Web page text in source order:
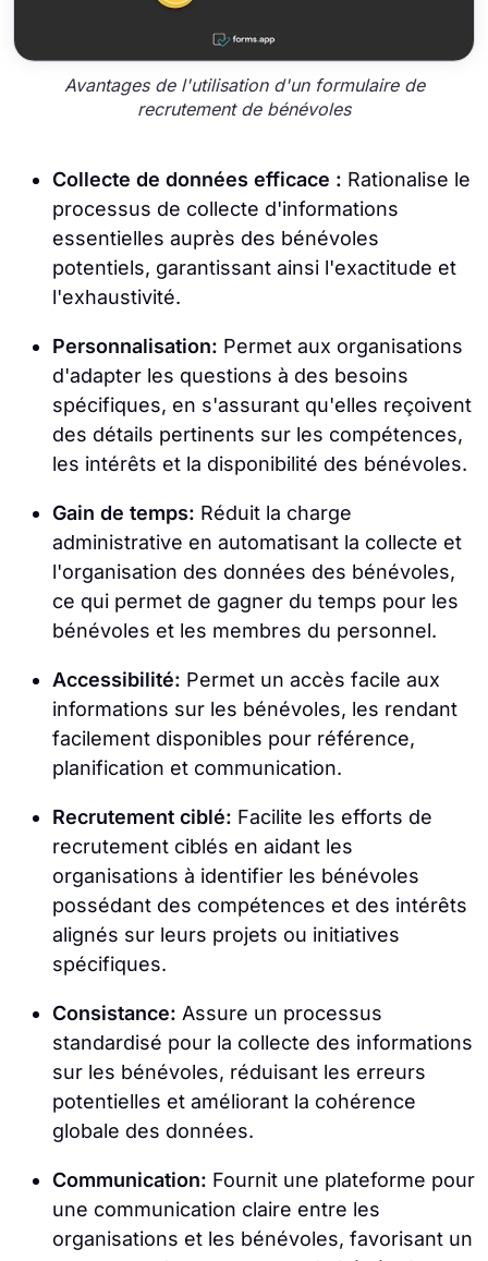
Avantages de l'utilisation d'un formulaire de
recrutement de bénévoles
Collecte de données efficace : Rationalise le
processus de collecte d'informations
essentielles auprès des bénévoles
potentiels, garantissant ainsi l'exactitude et
l'exhaustivité.
Personnalisation: Permet aux organisations
d'adapter les questions à des besoins
spécifiques, en s'assurant qu'elles reçoivent
des détails pertinents sur les compétences,
les intérêts et la disponibilité des bénévoles.
Gain de temps: Réduit la charge
administrative en automatisant la collecte et
l'organisation des données des bénévoles,
ce qui permet de gagner du temps pour les
bénévoles et les membres du personnel.
Accessibilité: Permet un accès facile aux
informations sur les bénévoles, les rendant
facilement disponibles pour référence,
planification et communication.
Recrutement ciblé: Facilite les efforts de
recrutement ciblés en aidant les
organisations à identifier les bénévoles
possédant des compétences et des intérêts
alignés sur leurs projets ou initiatives
spécifiques.
Consistance: Assure un processus
standardisé pour la collecte des informations
sur les bénévoles, réduisant les erreurs
potentielles et améliorant la cohérence
globale des données.
Communication: Fournit une plateforme pour
une communication claire entre les
organisations et les bénévoles, favorisant un